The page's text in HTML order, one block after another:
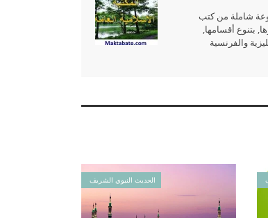
شاملة من كتب
بتنوع أقسامها,
والفرنسية
الحديث النبوي الشريف